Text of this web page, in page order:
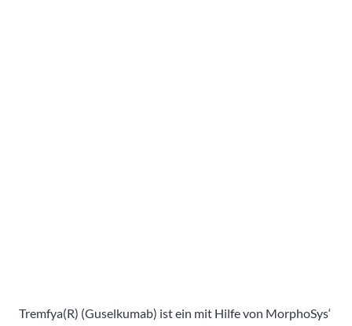
Tremfya(R) (Guselkumab) ist ein mit Hilfe von MorphoSys‘